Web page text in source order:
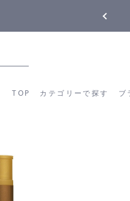
5,500円(税込)以上ご購入で
TOP カテゴリーで探す ブ
カテゴリーから探す